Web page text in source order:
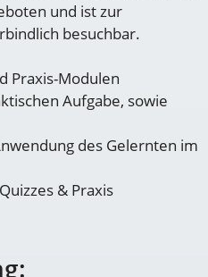
und ist zur
besuchbar.
Praxis-Modulen
Aufgabe, sowie
des Gelernten im
& Praxis